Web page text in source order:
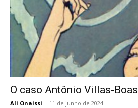
O caso Antônio Villas-Boas
Ali Onaissi - 11 de junho de 2024